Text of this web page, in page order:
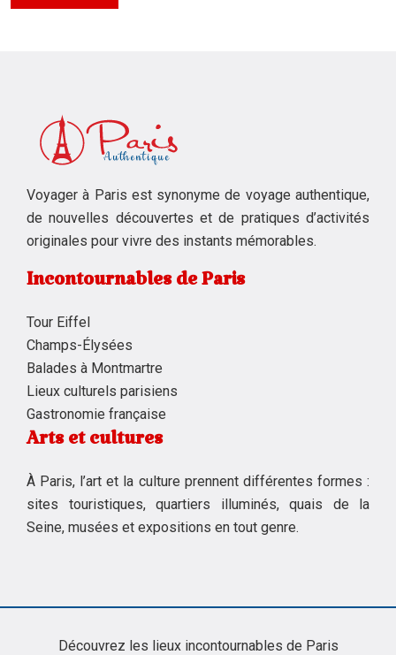
Voyager à Paris est synonyme de voyage authentique,
de nouvelles découvertes et de pratiques d’activités
originales pour vivre des instants mémorables.
Incontournables de Paris
Tour Eiffel
Champs-Élysées
Balades à Montmartre
Lieux culturels parisiens
Gastronomie française
Arts et cultures
À Paris, l’art et la culture prennent différentes formes :
sites touristiques, quartiers illuminés, quais de la
Seine, musées et expositions en tout genre.
Découvrez les lieux incontournables de Paris